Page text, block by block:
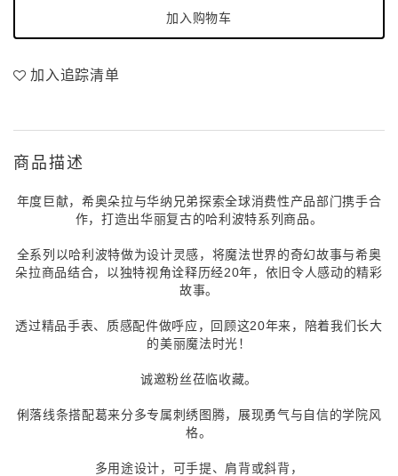
加入购物车
加入追踪清单
商品描述
年度巨献，希奥朵拉与华纳兄弟探索全球消费性产品部门携手合
作，打造出华丽复古的哈利波特系列商品。
全系列以哈利波特做为设计灵感，将魔法世界的奇幻故事与希奥
朵拉商品结合，以独特视角诠释历经20年，依旧令人感动的精彩
故事。
透过精品手表、质感配件做呼应，回顾这20年来，陪着我们长大
的美丽魔法时光！
诚邀粉丝莅临收藏。
俐落线条搭配葛来分多专属刺绣图腾，展现勇气与自信的学院风
格。
多用途设计，可手提、肩背或斜背，